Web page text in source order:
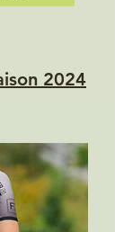
2024